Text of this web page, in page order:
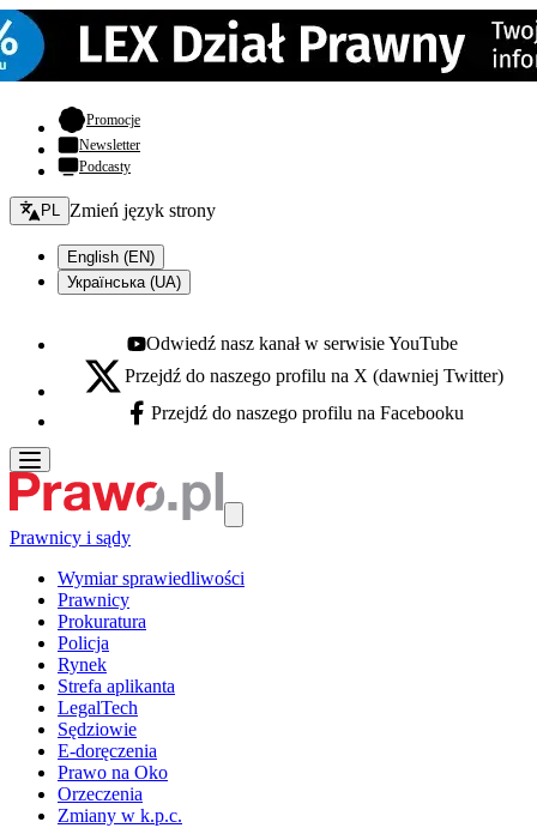
Promocje- otwiera się w nowej karcie
Newsletter
Podcasty
Zmień język - bieżący:
PL Zmień język strony
English (EN)
Українська (UA)
Youtube - otwiera się w nowej karcie
Odwiedź nasz kanał w serwisie YouTube
X - otwiera się w nowej karcie
Przejdź do naszego profilu na X (dawniej Twitter)
Facebook - otwiera się w nowej karcie
Przejdź do naszego profilu na Facebooku
Prawnicy i sądy
Wymiar sprawiedliwości
Prawnicy
Prokuratura
Policja
Rynek
Strefa aplikanta
LegalTech
Sędziowie
E-doręczenia
Prawo na Oko
Orzeczenia
Zmiany w k.p.c.